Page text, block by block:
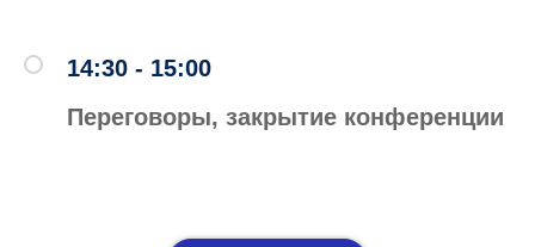
14:30 - 15:00
Переговоры, закрытие конференции